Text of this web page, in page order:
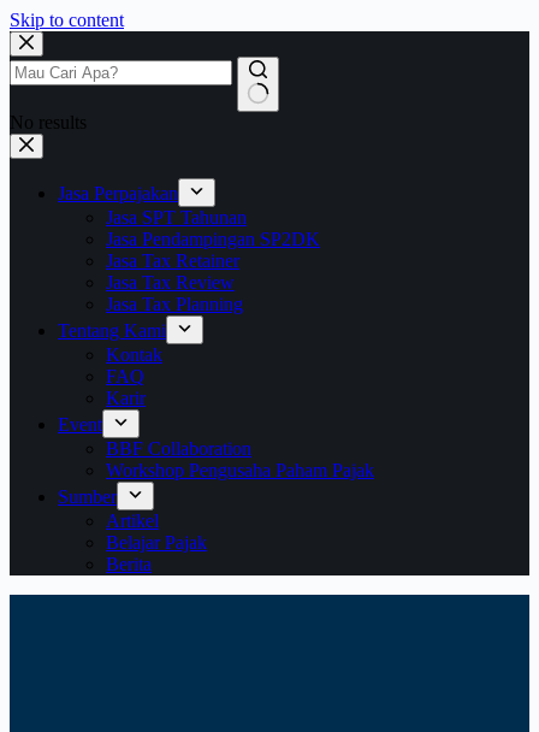
Skip to content
No results
Jasa Perpajakan
Jasa SPT Tahunan
Jasa Pendampingan SP2DK
Jasa Tax Retainer
Jasa Tax Review
Jasa Tax Planning
Tentang Kami
Kontak
FAQ
Karir
Event
BBF Collaboration
Workshop Pengusaha Paham Pajak
Sumber
Artikel
Belajar Pajak
Berita